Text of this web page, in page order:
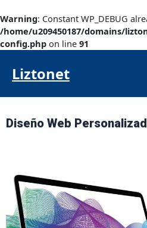
Warning: Constant WP_DEBUG
/home/u209450187/domains/
config.php on line 91
al
contenido
Liztonet
Diseño Web